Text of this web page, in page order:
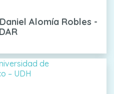
Alomía Robles -